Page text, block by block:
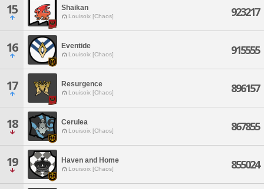
15 Shaikan
Louisoix [Chaos] 923217
16 Eventide
Louisoix [Chaos] 915555
17 Resurgence
Louisoix [Chaos] 896157
18 Cerulea
Louisoix [Chaos] 867855
19 Haven and Home
Louisoix [Chaos] 855024